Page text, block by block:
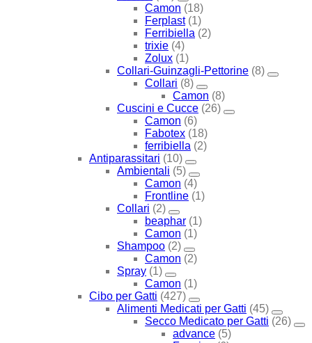
Camon (18)
Ferplast (1)
Ferribiella (2)
trixie (4)
Zolux (1)
Collari-Guinzagli-Pettorine (8)
Collari (8)
Camon (8)
Cuscini e Cucce (26)
Camon (6)
Fabotex (18)
ferribiella (2)
Antiparassitari (10)
Ambientali (5)
Camon (4)
Frontline (1)
Collari (2)
beaphar (1)
Camon (1)
Shampoo (2)
Camon (2)
Spray (1)
Camon (1)
Cibo per Gatti (427)
Alimenti Medicati per Gatti (45)
Secco Medicato per Gatti (26)
advance (5)